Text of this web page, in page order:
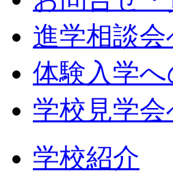
進学相談
体験入学
学校見学
学校紹介